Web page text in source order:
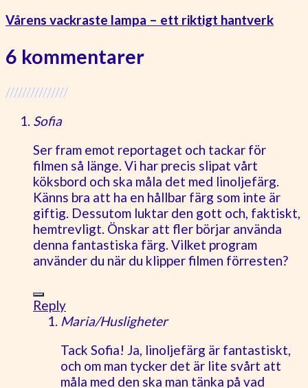
Vårens vackraste lampa – ett riktigt hantverk
6 kommentarer
///////////////
Sofia
Ser fram emot reportaget och tackar för
filmen så länge. Vi har precis slipat vårt
köksbord och ska måla det med linoljefärg.
Känns bra att ha en hållbar färg som inte är
giftig. Dessutom luktar den gott och, faktiskt,
hemtrevligt. Önskar att fler börjar använda
denna fantastiska färg. Vilket program
använder du när du klipper filmen förresten?
Reply
Maria/Husligheter
Tack Sofia! Ja, linoljefärg är fantastiskt,
och om man tycker det är lite svårt att
måla med den ska man tänka på vad